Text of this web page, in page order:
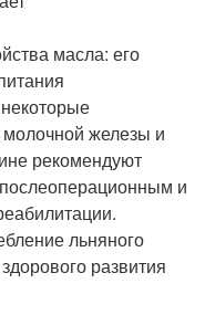
масла: его
молочной железы и
рекомендуют
и
льняного
развития